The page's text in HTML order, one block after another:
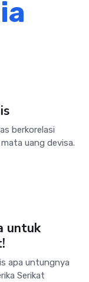
berkorelasi
uang devisa.
untuk
apa untungnya
Serikat